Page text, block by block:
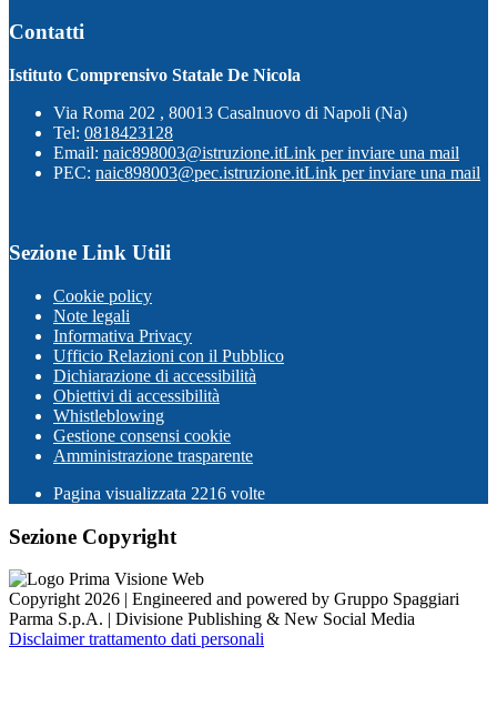
Contatti
Istituto Comprensivo Statale De Nicola
Via Roma 202 , 80013 Casalnuovo di Napoli (Na)
Tel: 0818423128
Email: naic898003@istruzione.itLink per inviare una mail
PEC: naic898003@pec.istruzione.itLink per inviare una mail
Sezione Link Utili
Cookie policy
Note legali
Informativa Privacy
Ufficio Relazioni con il Pubblico
Dichiarazione di accessibilità
Obiettivi di accessibilità
Whistleblowing
Gestione consensi cookie
Amministrazione trasparente
Pagina visualizzata 2216 volte
Sezione Copyright
Copyright 2026 | Engineered and powered by Gruppo Spaggiari
Parma S.p.A. | Divisione Publishing & New Social Media
Disclaimer trattamento dati personali